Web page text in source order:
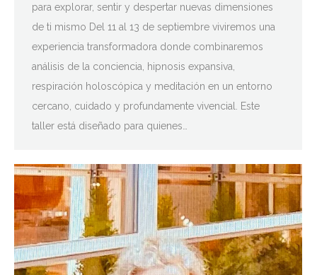
para explorar, sentir y despertar nuevas dimensiones
de ti mismo Del 11 al 13 de septiembre viviremos una
experiencia transformadora donde combinaremos
análisis de la conciencia, hipnosis expansiva,
respiración holoscópica y meditación en un entorno
cercano, cuidado y profundamente vivencial. Este
taller está diseñado para quienes…